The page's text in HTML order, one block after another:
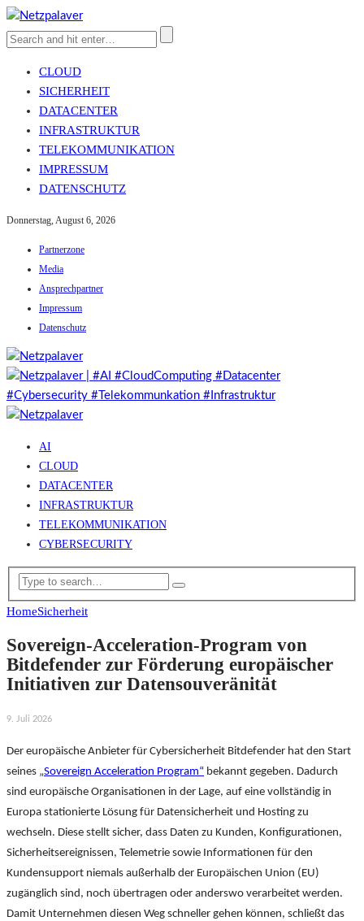
CLOUD
SICHERHEIT
DATACENTER
INFRASTRUKTUR
TELEKOMMUNIKATION
IMPRESSUM
DATENSCHUTZ
Donnerstag, August 6, 2026
Partnerzone
Media
Ansprechpartner
Impressum
Datenschutz
AI
CLOUD
DATACENTER
INFRASTRUKTUR
TELEKOMMUNIKATION
CYBERSECURITY
HomeSicherheit
Sovereign-Acceleration-Program von
Bitdefender zur Förderung europäischer
Initiativen zur Datensouveränität
9. Juli 2026
Der europäische Anbieter für Cybersicherheit Bitdefender hat den Start
seines „Sovereign Acceleration Program“ bekannt gegeben. Dadurch
sind europäische Organisationen in der Lage, auf eine vollständig in
Europa stationierte Lösung für Datensicherheit und Hosting zu
wechseln. Diese stellt sicher, dass Daten zu Kunden, Konfigurationen,
Sicherheitsereignissen, Telemetrie sowie Informationen für den
Kundensupport niemals außerhalb der Europäischen Union (EU)
zugänglich sind, noch übertragen oder anderswo verarbeitet werden.
Damit Unternehmen diesen Weg schneller gehen können, schließt das